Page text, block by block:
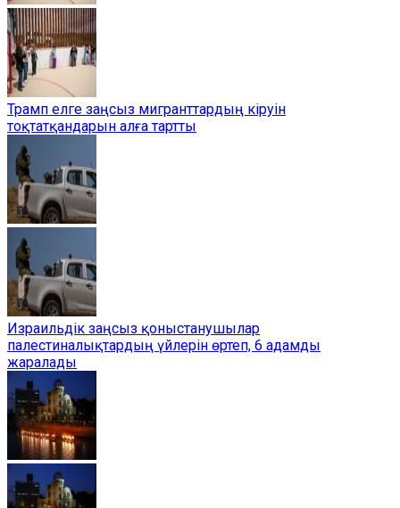
Трамп елге заңсыз мигранттардың кіруін
тоқтатқандарын алға тартты
Израильдік заңсыз қоныстанушылар
палестиналықтардың үйлерін өртеп, 6 адамды
жаралады